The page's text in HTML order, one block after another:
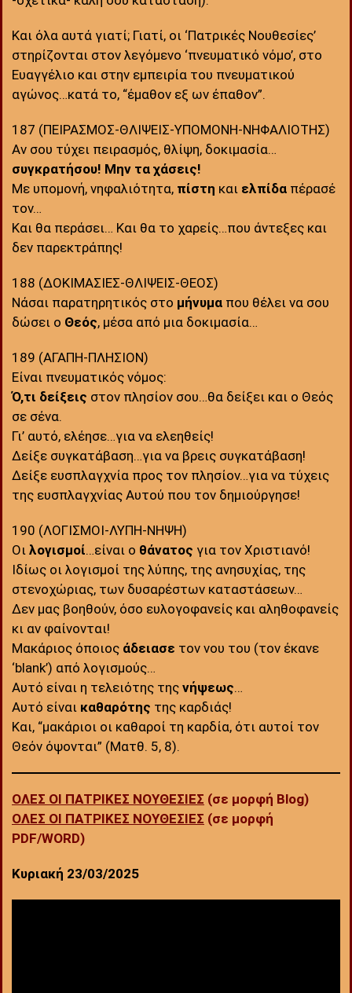
Και όλα αυτά γιατί; Γιατί, οι ‘Πατρικές Νουθεσίες’
στηρίζονται στον λεγόμενο ‘πνευματικό νόμο’, στο
Ευαγγέλιο και στην εμπειρία του πνευματικού
αγώνος…κατά το, “έμαθον εξ ων έπαθον”.
187 (ΠΕΙΡΑΣΜΟΣ-ΘΛΙΨΕΙΣ-ΥΠΟΜΟΝΗ-ΝΗΦΑΛΙΟΤΗΣ)
Αν σου τύχει πειρασμός, θλίψη, δοκιμασία…
συγκρατήσου! Μην τα χάσεις!
Με υπομονή, νηφαλιότητα, πίστη και ελπίδα πέρασέ
τον…
Και θα περάσει… Και θα το χαρείς…που άντεξες και
δεν παρεκτράπης!
188 (ΔΟΚΙΜΑΣΙΕΣ-ΘΛΙΨΕΙΣ-ΘΕΟΣ)
Νάσαι παρατηρητικός στο μήνυμα που θέλει να σου
δώσει ο Θεός, μέσα από μια δοκιμασία…
189 (ΑΓΑΠΗ-ΠΛΗΣΙΟΝ)
Είναι πνευματικός νόμος:
Ό,τι δείξεις στον πλησίον σου…θα δείξει και ο Θεός
σε σένα.
Γι’ αυτό, ελέησε…για να ελεηθείς!
Δείξε συγκατάβαση…για να βρεις συγκατάβαση!
Δείξε ευσπλαγχνία προς τον πλησίον…για να τύχεις
της ευσπλαγχνίας Αυτού που τον δημιούργησε!
190 (ΛΟΓΙΣΜΟΙ-ΛΥΠΗ-ΝΗΨΗ)
Οι λογισμοί…είναι ο θάνατος για τον Χριστιανό!
Ιδίως οι λογισμοί της λύπης, της ανησυχίας, της
στενοχώριας, των δυσαρέστων καταστάσεων…
Δεν μας βοηθούν, όσο ευλογοφανείς και αληθοφανείς
κι αν φαίνονται!
Μακάριος όποιος άδειασε τον νου του (τον έκανε
‘blank’) από λογισμούς…
Αυτό είναι η τελειότης της νήψεως…
Αυτό είναι καθαρότης της καρδιάς!
Και, “μακάριοι οι καθαροί τη καρδία, ότι αυτοί τον
Θεόν όψονται” (Ματθ. 5, 8).
ΟΛΕΣ ΟΙ ΠΑΤΡΙΚΕΣ ΝΟΥΘΕΣΙΕΣ (σε μορφή Blog)
ΟΛΕΣ ΟΙ ΠΑΤΡΙΚΕΣ ΝΟΥΘΕΣΙΕΣ (σε μορφή
PDF/WORD)
Κυριακή 23/03/2025